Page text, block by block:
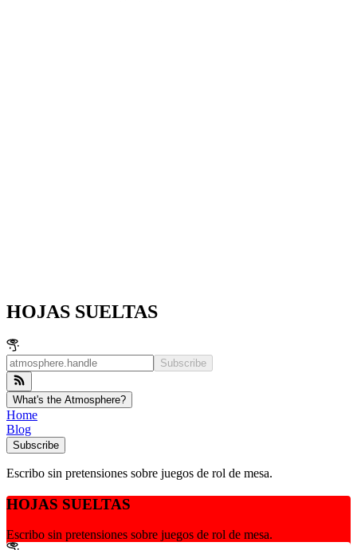
HOJAS SUELTAS
Subscribe
What's the Atmosphere?
Home
Blog
Subscribe
Escribo sin pretensiones sobre juegos de rol de mesa.
HOJAS SUELTAS
Escribo sin pretensiones sobre juegos de rol de mesa.